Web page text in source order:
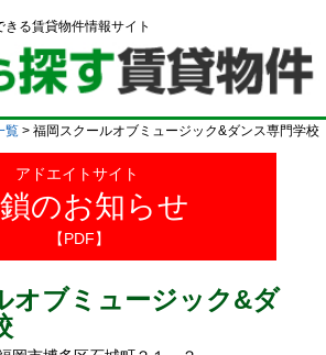
る賃貸物件情報サイト
覧 > 福岡スクールオブミュージック&ダンス専門学校
アドエイトサイト
のお知らせ
【PDF】
オブミュージック&ダ